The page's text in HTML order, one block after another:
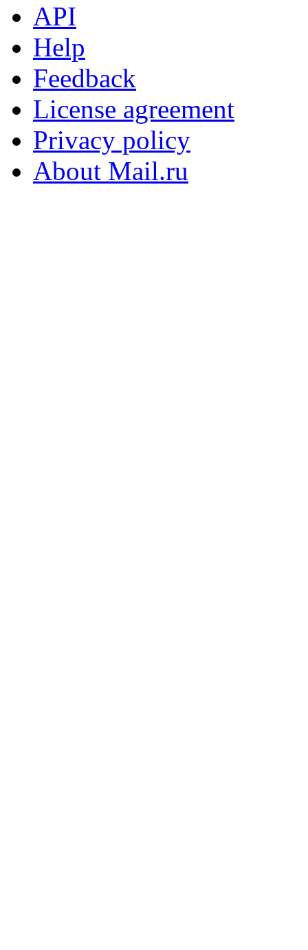
API
Help
Feedback
License agreement
Privacy policy
About Mail.ru